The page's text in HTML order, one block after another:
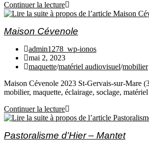
Continuer la lecture
Maison Cévenole
admin1278_wp-ionos
mai 2, 2023
maquette/matériel audiovisuel/mobilier
Maison Cévenole 2023 St-Gervais-sur-Mare
mobilier, maquette, éclairage, soclage,
Continuer la lecture
Pastoralisme d’Hier – Mantet